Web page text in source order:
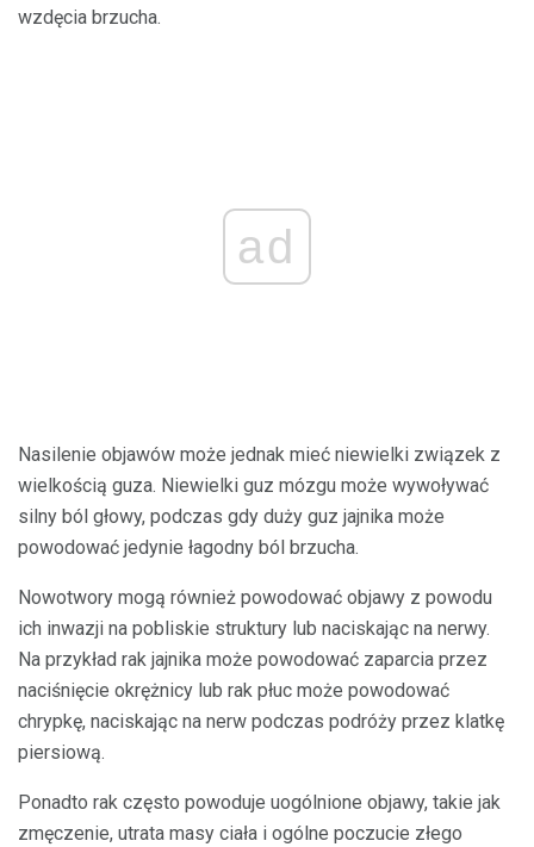
wzdęcia brzucha.
ad
Nasilenie objawów może jednak mieć niewielki związek z
wielkością guza. Niewielki guz mózgu może wywoływać
silny ból głowy, podczas gdy duży guz jajnika może
powodować jedynie łagodny ból brzucha.
Nowotwory mogą również powodować objawy z powodu
ich inwazji na pobliskie struktury lub naciskając na nerwy.
Na przykład rak jajnika może powodować zaparcia przez
naciśnięcie okrężnicy lub rak płuc może powodować
chrypkę, naciskając na nerw podczas podróży przez klatkę
piersiową.
Ponadto rak często powoduje uogólnione objawy, takie jak
zmęczenie, utrata masy ciała i ogólne poczucie złego